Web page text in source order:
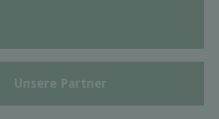
Unsere Partner